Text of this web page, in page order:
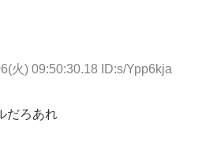
火) 09:50:30.18 ID:s/Ypp6kja
だろあれ